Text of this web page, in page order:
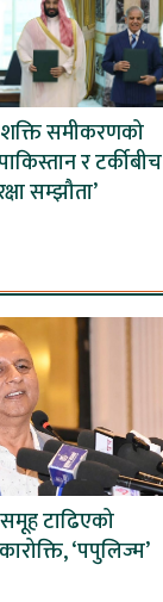
शक्ति समीकरणको
र टर्कीबीच
सम्झौता’
टाढिएको
‘पपुलिज्म’